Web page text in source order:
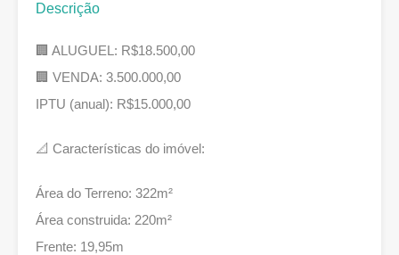
Descrição
🏢 ALUGUEL: R$18.500,00
🏢 VENDA: 3.500.000,00
IPTU (anual): R$15.000,00
📐 Características do imóvel:
Área do Terreno: 322m²
Área construida: 220m²
Frente: 19,95m